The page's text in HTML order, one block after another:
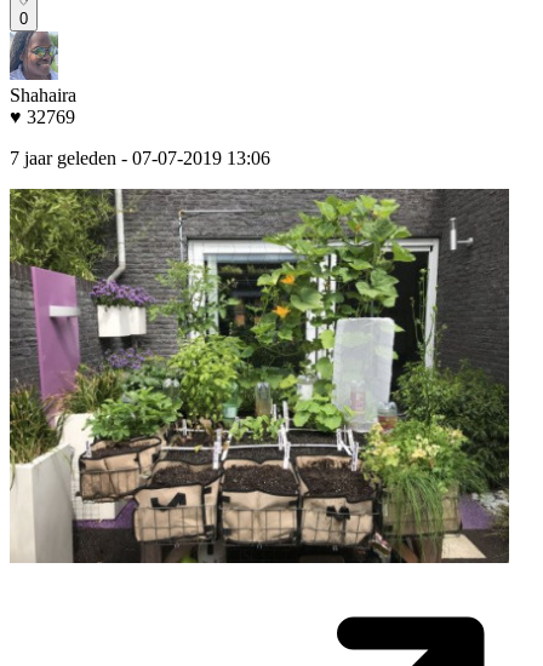
0
Shahaira
♥ 32769
7 jaar geleden - 07-07-2019 13:06